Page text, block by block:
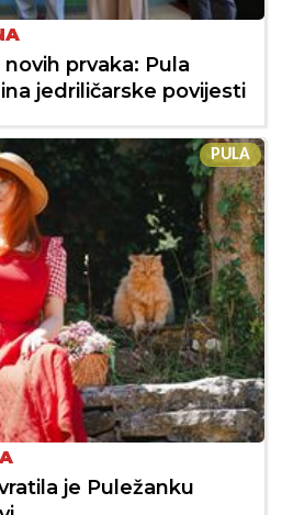
prvaka: Pula
jedriličarske povijesti
PULA
je Puležanku